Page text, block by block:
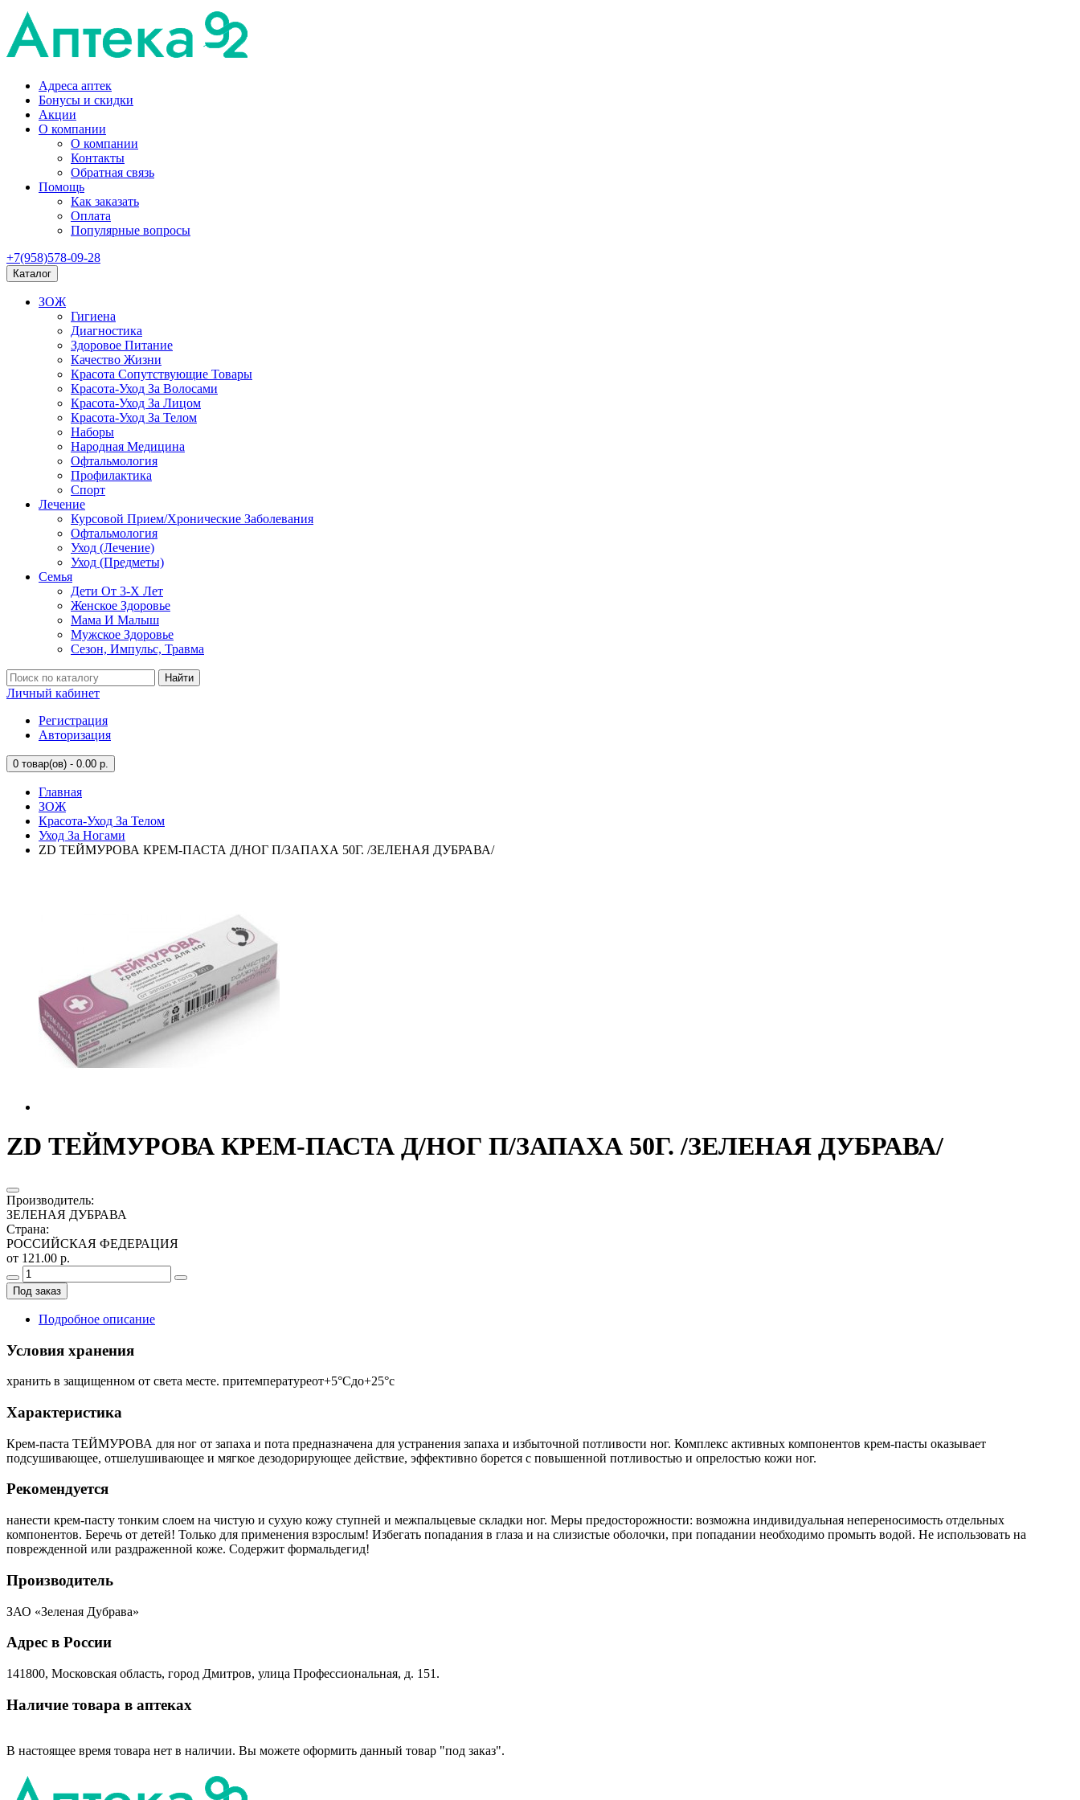
Адреса аптек
Бонусы и скидки
Акции
О компании
О компании
Контакты
Обратная связь
Помощь
Как заказать
Оплата
Популярные вопросы
+7(958)578-09-28
Каталог
ЗОЖ
Гигиена
Диагностика
Здоровое Питание
Качество Жизни
Красота Сопутствующие Товары
Красота-Уход За Волосами
Красота-Уход За Лицом
Красота-Уход За Телом
Наборы
Народная Медицина
Офтальмология
Профилактика
Спорт
Лечение
Курсовой Прием/Хронические Заболевания
Офтальмология
Уход (Лечение)
Уход (Предметы)
Семья
Дети От 3-Х Лет
Женское Здоровье
Мама И Малыш
Мужское Здоровье
Сезон, Импульс, Травма
Найти
Личный кабинет
Регистрация
Авторизация
0 товар(ов) - 0.00 р.
Главная
ЗОЖ
Красота-Уход За Телом
Уход За Ногами
ZD ТЕЙМУРОВА КРЕМ-ПАСТА Д/НОГ П/ЗАПАХА 50Г. /ЗЕЛЕНАЯ ДУБРАВА/
ZD ТЕЙМУРОВА КРЕМ-ПАСТА Д/НОГ П/ЗАПАХА 50Г. /ЗЕЛЕНАЯ ДУБРАВА/
Производитель:
ЗЕЛЕНАЯ ДУБРАВА
Страна:
РОССИЙСКАЯ ФЕДЕРАЦИЯ
от 121.00 р.
Под заказ
Подробное описание
Условия хранения
хранить в защищенном от света месте. притемпературеот+5°Сдо+25°с
Характеристика
Крем-паста ТЕЙМУРОВА для ног от запаха и пота предназначена для устранения запаха и избыточной потливости ног. Комплекс активных компонентов крем-пасты оказывает
подсушивающее, отшелушивающее и мягкое дезодорирующее действие, эффективно борется с повышенной потливостью и опрелостью кожи ног.
Рекомендуется
нанести крем-пасту тонким слоем на чистую и сухую кожу ступней и межпальцевые складки ног. Меры предосторожности: возможна индивидуальная непереносимость отдельных
компонентов. Беречь от детей! Только для применения взрослым! Избегать попадания в глаза и на слизистые оболочки, при попадании необходимо промыть водой. Не использовать на
поврежденной или раздраженной коже. Содержит формальдегид!
Производитель
ЗАО «Зеленая Дубрава»
Адрес в России
141800, Московская область, город Дмитров, улица Профессиональная, д. 151.
Наличие товара в аптеках
В настоящее время товара нет в наличии. Вы можете оформить данный товар "под заказ".